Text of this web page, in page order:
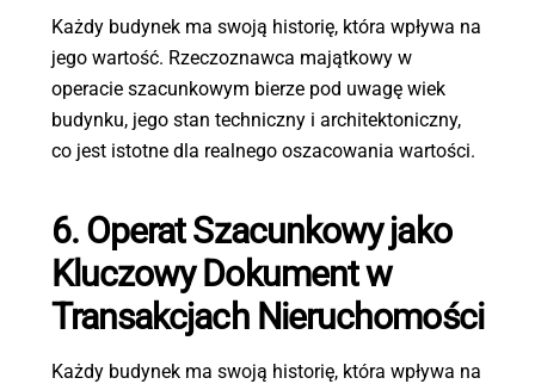
Każdy budynek ma swoją historię, która wpływa na
jego wartość. Rzeczoznawca majątkowy w
operacie szacunkowym bierze pod uwagę wiek
budynku, jego stan techniczny i architektoniczny,
co jest istotne dla realnego oszacowania wartości.
6. Operat Szacunkowy jako
Kluczowy Dokument w
Transakcjach Nieruchomości
Każdy budynek ma swoją historię, która wpływa na